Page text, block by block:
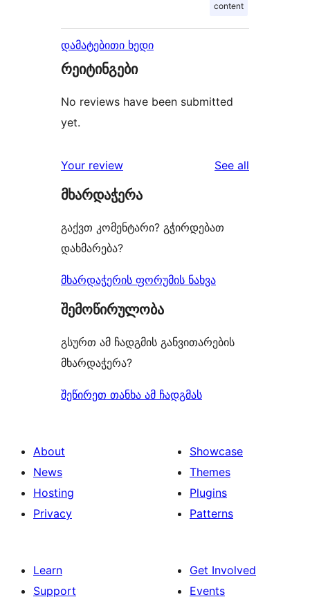
content
დამატებითი ხედი
რეიტინგები
No reviews have been submitted
yet.
Your review See all
მხარდაჭერა
გაქვთ კომენტარი? გჭირდებათ
დახმარება?
მხარდაჭერის ფორუმის ნახვა
შემოწირულობა
გსურთ ამ ჩადგმის განვითარების
მხარდაჭერა?
შეწირეთ თანხა ამ ჩადგმას
About
News
Hosting
Privacy
Showcase
Themes
Plugins
Patterns
Learn
Support
Get Involved
Events